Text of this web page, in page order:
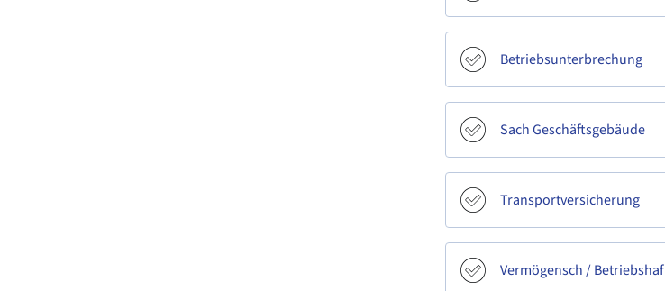
Betriebsunterbrechung
Sach Geschäftsgebäude
Transportversicherung
Vermögensch / Betriebshaf